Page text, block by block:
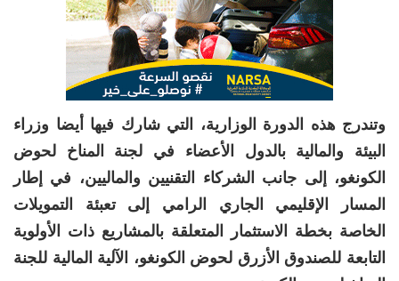
وتندرج هذه الدورة الوزارية، التي شارك فيها أيضا وزراء
البيئة والمالية بالدول الأعضاء في لجنة المناخ لحوض
الكونغو، إلى جانب الشركاء التقنيين والماليين، في إطار
المسار الإقليمي الجاري الرامي إلى تعبئة التمويلات
الخاصة بخطة الاستثمار المتعلقة بالمشاريع ذات الأولوية
التابعة للصندوق الأزرق لحوض الكونغو، الآلية المالية للجنة